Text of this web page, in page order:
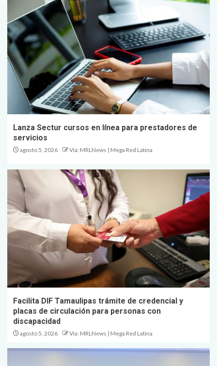
Lanza Sectur cursos en línea para prestadores de
servicios
agosto 5, 2026 Vía: MRLNews | Mega Red Latina
Facilita DIF Tamaulipas trámite de credencial y
placas de circulación para personas con
discapacidad
agosto 5, 2026 Vía: MRLNews | Mega Red Latina